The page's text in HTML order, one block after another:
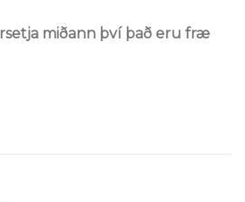
miðann því það eru fræ